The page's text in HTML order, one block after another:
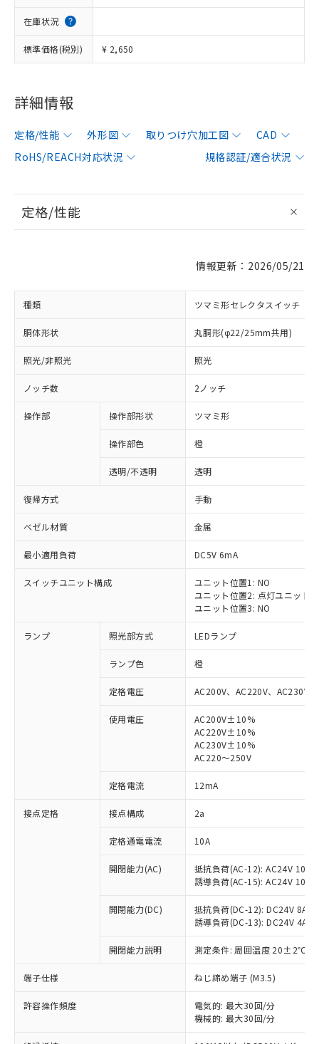
在庫状況
標準価格(税別) ¥ 2,650
詳細情報
定格/性能 外形図 取りつけ穴加工図
CAD
RoHS/REACH対応状況
規格認証/適合状況
定格/性能
情報更新：2026/05/21
種類 ツマミ形セレクタスイッチ
胴体形状 丸胴形(φ22/25mm共用)
照光/非照光 照光
ノッチ数 2ノッチ
操作部 操作部形状 ツマミ形
操作部色 橙
透明/不透明 透明
復帰方式 手動
ベゼル材質 金属
最小適用負荷 DC5V 6mA
スイッチユニット構成
ユニット位置1: NO
ユニット位置2: 点灯ユニット
ユニット位置3: NO
ランプ 照光部方式 LEDランプ
ランプ色 橙
定格電圧 AC200V、AC220V、AC230V
使用電圧
AC200V±10%
AC220V±10%
AC230V±10%
AC220～250V
定格電流 12mA
接点定格 接点構成 2a
定格通電電流 10A
開閉能力(AC)
抵抗負荷(AC-12): AC24V 10A/
誘導負荷(AC-15): AC24V
開閉能力(DC)
抵抗負荷(DC-12): DC24V 8A/
誘導負荷(DC-13): DC24V 4A/
開閉能力説明 測定条件: 周囲温度 20±2℃、
端子仕様 ねじ締め端子 (M3.5)
許容操作頻度
電気的: 最大30回/分
機械的: 最大30回/分
ご利用条件
以下の条件をお読みいただき、同意のうえ
ご利用ください。
本サービスは、当社制御機器事業取扱
商品の当社在庫状況および標準価格
(税抜)を提供させていただくもので
当社制御機器事業取扱商品の中には、
ことをご了承ください。
在庫状況および標準価格照会結果は、
記載している更新日時点での社内デー
タに基づき作成されるものであり、閲
※1 対応状況
対応済み：EU RoHS指令（10物質）の
非含有に対応した製品が提供可能な商品で
対応予定：EU RoHS指令（10物質）の非含
有に対応した製品に切り替える予定のある
対応予定なし：EU RoHS指令（10物質）の
非含有に非対応の商品で、対応品を出す予
定はありません。
調査・確認中：EU RoHS指令（10物質）の
非含有の対応状況を調査中または確認中の
非該当品：ライセンス料など無形物で、有
害物質有無と関係のない商品です。
仕入先様の事情により、非含有部品として
いたものが、含有品と判明した場合などや
むを得ず変更することがあります。
鉛(Pb) 1000ppm以下、 水銀(Hg) 1000ppm以下、 カド
※1 中国RoHS○×表
「○」：最大均質材料含有率が中国RoHSの
基準値以下であることを示します。
「×」：最大均質材料含有率が中国RoHSの
基準値を超えていることを示します。
「－」：未確認です。当社販売部門へお問
い合わせください。
*中国RoHS10物質の基準値 (GB/T26572)：
当社は、これら貴社製品のうち、外国
為替および外国貿易法に定める商品
（以下｢規制貨物等」という）を輸出
または国外への提供する場合は、日本
国政府の輸出許可(または役務取引許